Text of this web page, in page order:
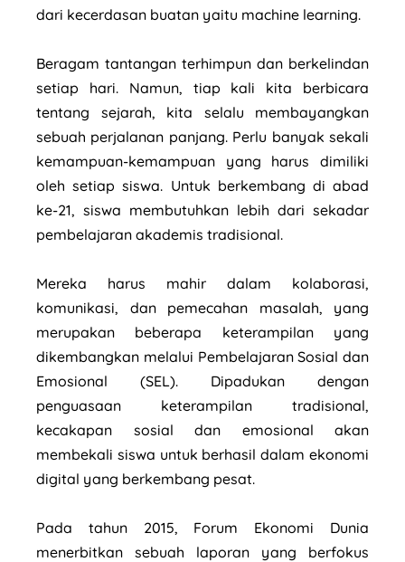
dari kecerdasan buatan yaitu machine learning.
Beragam tantangan terhimpun dan berkelindan
setiap hari. Namun, tiap kali kita berbicara
tentang sejarah, kita selalu membayangkan
sebuah perjalanan panjang. Perlu banyak sekali
kemampuan-kemampuan yang harus dimiliki
oleh setiap siswa. Untuk berkembang di abad
ke-21, siswa membutuhkan lebih dari sekadar
pembelajaran akademis tradisional.
Mereka harus mahir dalam kolaborasi,
komunikasi, dan pemecahan masalah, yang
merupakan beberapa keterampilan yang
dikembangkan melalui Pembelajaran Sosial dan
Emosional (SEL). Dipadukan dengan
penguasaan keterampilan tradisional,
kecakapan sosial dan emosional akan
membekali siswa untuk berhasil dalam ekonomi
digital yang berkembang pesat.
Pada tahun 2015, Forum Ekonomi Dunia
menerbitkan sebuah laporan yang berfokus